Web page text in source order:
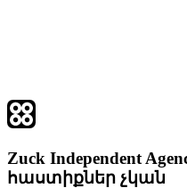
Zuck Independent
հաստիքներ չկան